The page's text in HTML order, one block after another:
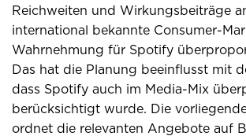
Reichweiten und Wirkungsbeiträge
international bekannte Consumer-
Wahrnehmung für Spotify
Das hat die Planung beeinflusst mit
dass Spotify auch im Media-Mix
berücksichtigt wurde. Die
ordnet die relevanten Angebote auf